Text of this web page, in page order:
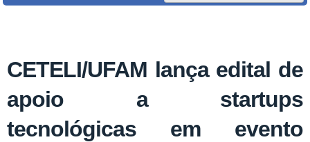
CETELI/UFAM lança edital de
apoio a startups
tecnológicas em evento